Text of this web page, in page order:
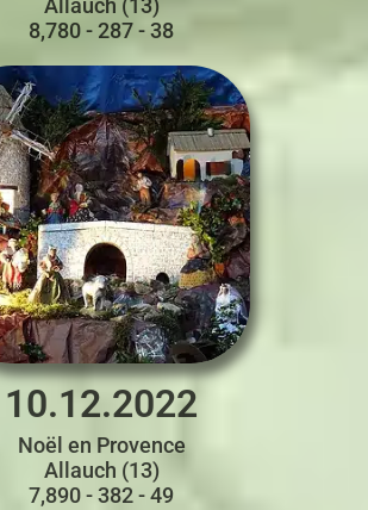
Allauch (13)
8,780 - 287 - 38
10.12.2022
Noël en Provence
Allauch (13)
7,890 - 382 - 49